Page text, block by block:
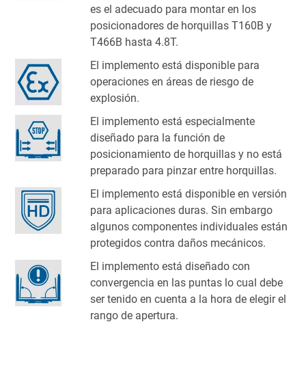
es el adecuado para montar en los
posicionadores de horquillas T160B y
T466B hasta 4.8T.
El implemento está disponible para
operaciones en áreas de riesgo de
explosión.
El implemento está especialmente
diseñado para la función de
posicionamiento de horquillas y no está
preparado para pinzar entre horquillas.
El implemento está disponible en versión
para aplicaciones duras. Sin embargo
algunos componentes individuales están
protegidos contra daños mecánicos.
El implemento está diseñado con
convergencia en las puntas lo cual debe
ser tenido en cuenta a la hora de elegir el
rango de apertura.